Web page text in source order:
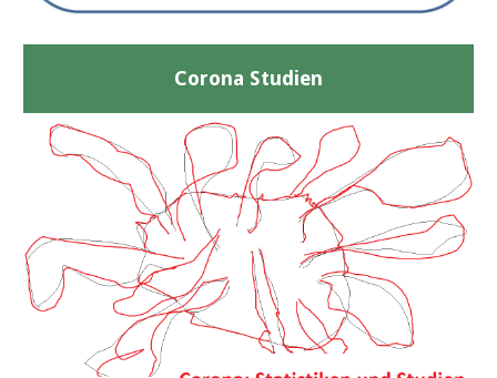
Corona Studien